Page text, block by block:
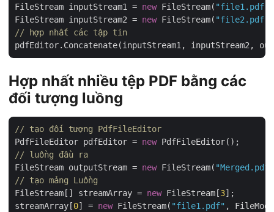
FileStream inputStream1 = new FileStream( "file1.pdf"
FileStream inputStream2 = new FileStream( "file2.pdf"
// hợp nhất các tập tin
Hợp nhất nhiều tệp PDF bằng các
đối tượng luồng
// tạo đối tượng PdfFileEditor
PdfFileEditor pdfEditor = new
// luồng đầu ra
FileStream outputStream = new FileStream( "Merged.pdf"
// tạo mảng Luồng
FileStream[] streamArray = new FileStream[3];
streamArray[0] = new FileStream( "file1.pdf" ,